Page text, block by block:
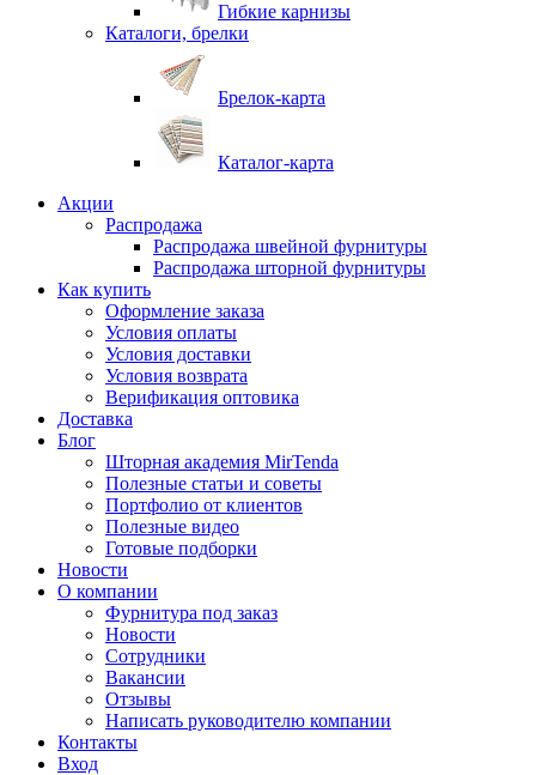
Гибкие карнизы
Каталоги, брелки
Брелок-карта
Каталог-карта
Акции
Распродажа
Распродажа швейной фурнитуры
Распродажа шторной фурнитуры
Как купить
Оформление заказа
Условия оплаты
Условия доставки
Условия возврата
Верификация оптовика
Доставка
Блог
Шторная академия MirTenda
Полезные статьи и советы
Портфолио от клиентов
Полезные видео
Готовые подборки
Новости
О компании
Фурнитура под заказ
Новости
Сотрудники
Вакансии
Отзывы
Написать руководителю компании
Контакты
Вход